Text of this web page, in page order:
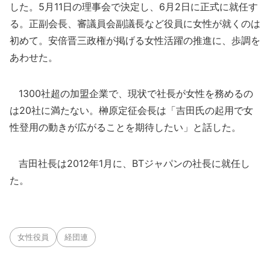
した。5月11日の理事会で決定し、6月2日に正式に就任す
る。正副会長、審議員会副議長など役員に女性が就くのは
初めて。安倍晋三政権が掲げる女性活躍の推進に、歩調を
あわせた。
1300社超の加盟企業で、現状で社長が女性を務めるの
は20社に満たない。榊原定征会長は「吉田氏の起用で女
性登用の動きが広がることを期待したい」と話した。
吉田社長は2012年1月に、BTジャパンの社長に就任し
た。
女性役員 経団連